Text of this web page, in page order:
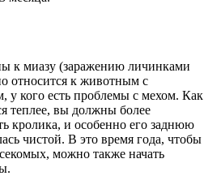
к миазу (заражению личинками
относится к животным с
у кого есть проблемы с мехом. Как
теплее, вы должны более
кролика, и особенно его заднюю
чистой. В это время года, чтобы
можно также начать